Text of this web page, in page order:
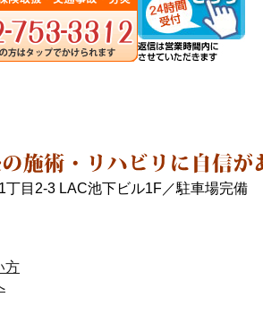
丁目2-3 LAC池下ビル1F／駐車場完備
方